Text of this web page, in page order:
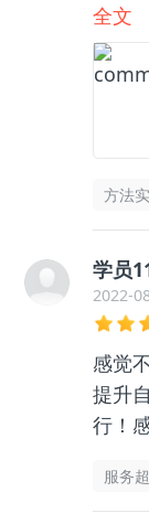
绪，
架清
全文
方法
学员
2022-
感觉
提升
行！
服务